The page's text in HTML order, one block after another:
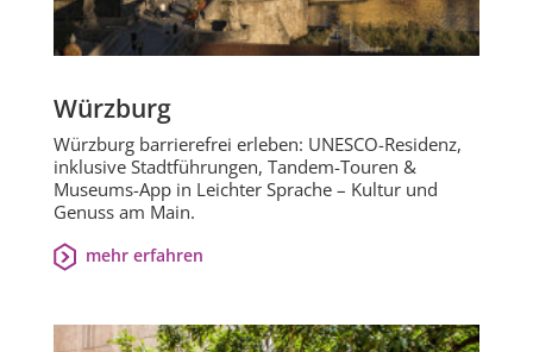
Würzburg
Würzburg barrierefrei erleben: UNESCO-Residenz,
inklusive Stadtführungen, Tandem-Touren &
Museums-App in Leichter Sprache – Kultur und
Genuss am Main.
mehr erfahren